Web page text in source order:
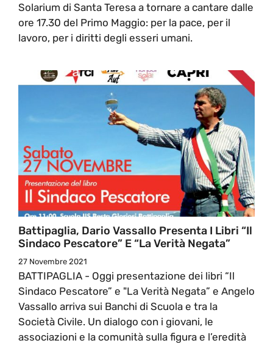
Solarium di Santa Teresa a tornare a cantare dalle
ore 17.30 del Primo Maggio: per la pace, per il
lavoro, per i diritti degli esseri umani.
Battipaglia, Dario Vassallo Presenta I Libri “Il
Sindaco Pescatore” E “La Verità Negata”
27 Novembre 2021
BATTIPAGLIA - Oggi presentazione dei libri “Il
Sindaco Pescatore” e "La Verità Negata” e Angelo
Vassallo arriva sui Banchi di Scuola e tra la
Società Civile. Un dialogo con i giovani, le
associazioni e la comunità sulla figura e l’eredità